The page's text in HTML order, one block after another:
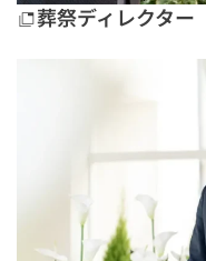
葬祭ディレクター